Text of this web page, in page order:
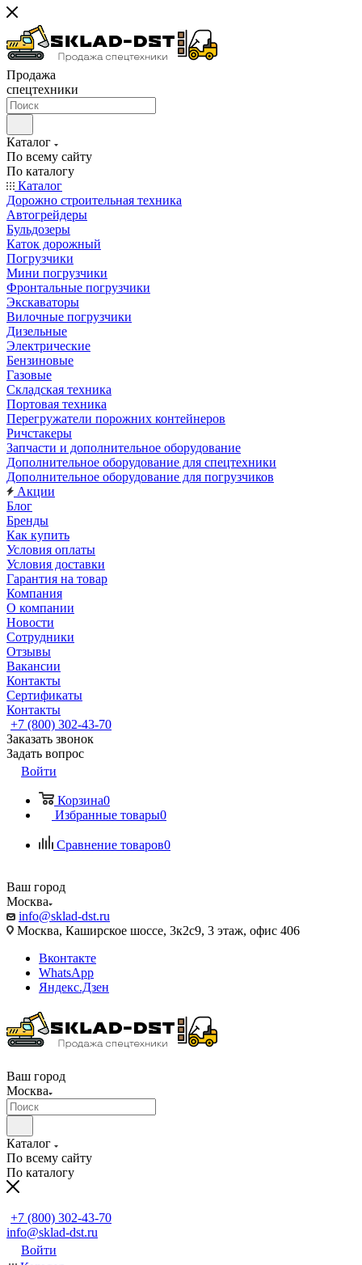
Продажа
спецтехники
Каталог
По всему сайту
По каталогу
Каталог
Дорожно строительная техника
Автогрейдеры
Бульдозеры
Каток дорожный
Погрузчики
Мини погрузчики
Фронтальные погрузчики
Экскаваторы
Вилочные погрузчики
Дизельные
Электрические
Бензиновые
Газовые
Складская техника
Портовая техника
Перегружатели порожних контейнеров
Ричстакеры
Запчасти и дополнительное оборудование
Дополнительное оборудование для спецтехники
Дополнительное оборудование для погрузчиков
Акции
Блог
Бренды
Как купить
Условия оплаты
Условия доставки
Гарантия на товар
Компания
О компании
Новости
Сотрудники
Отзывы
Вакансии
Контакты
Сертификаты
Контакты
+7 (800) 302-43-70
Заказать звонок
Задать вопрос
Войти
Корзина0
Избранные товары0
Сравнение товаров0
Ваш город
Москва
info@sklad-dst.ru
Москва, Каширское шоссе, 3к2с9, 3 этаж, офис 406
Вконтакте
WhatsApp
Яндекс.Дзен
Ваш город
Москва
Каталог
По всему сайту
По каталогу
+7 (800) 302-43-70
info@sklad-dst.ru
Войти